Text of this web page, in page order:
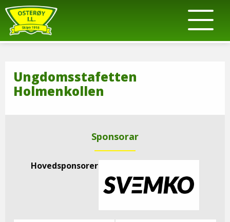
Ungdomsstafetten
Holmenkollen
Sponsorar
Hovedsponsorer